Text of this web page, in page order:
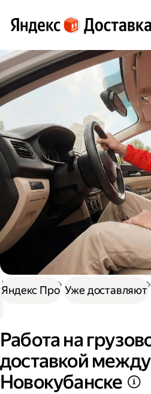
Доставка Нужна работа
Работа на
доставкой
Новокубанске
Яндекс Про Уже доставляют